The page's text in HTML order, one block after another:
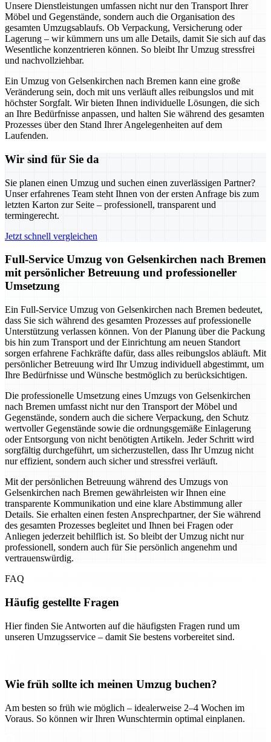
Unsere Dienstleistungen umfassen nicht nur den Transport Ihrer
Möbel und Gegenstände, sondern auch die Organisation des
gesamten Umzugsablaufs. Ob Verpackung, Versicherung oder
Lagerung – wir kümmern uns um alle Details, damit Sie sich auf das
Wesentliche konzentrieren können. So bleibt Ihr Umzug stressfrei
und nachvollziehbar.
Ein Umzug von Gelsenkirchen nach Bremen kann eine große
Veränderung sein, doch mit uns verläuft alles reibungslos und mit
höchster Sorgfalt. Wir bieten Ihnen individuelle Lösungen, die sich
an Ihre Bedürfnisse anpassen, und halten Sie während des gesamten
Prozesses über den Stand Ihrer Angelegenheiten auf dem
Laufenden.
Wir sind für Sie da
Sie planen einen Umzug und suchen einen zuverlässigen Partner?
Unser erfahrenes Team steht Ihnen von der ersten Anfrage bis zum
letzten Karton zur Seite – professionell, transparent und
termingerecht.
Jetzt schnell vergleichen
Full-Service Umzug von Gelsenkirchen nach Bremen
mit persönlicher Betreuung und professioneller
Umsetzung
Ein Full-Service Umzug von Gelsenkirchen nach Bremen bedeutet,
dass Sie sich während des gesamten Prozesses auf professionelle
Unterstützung verlassen können. Von der Planung über die Packung
bis hin zum Transport und der Einrichtung am neuen Standort
sorgen erfahrene Fachkräfte dafür, dass alles reibungslos abläuft. Mit
persönlicher Betreuung wird Ihr Umzug individuell abgestimmt, um
Ihre Bedürfnisse und Wünsche bestmöglich zu berücksichtigen.
Die professionelle Umsetzung eines Umzugs von Gelsenkirchen
nach Bremen umfasst nicht nur den Transport der Möbel und
Gegenstände, sondern auch die sichere Verpackung, den Schutz
wertvoller Gegenstände sowie die ordnungsgemäße Einlagerung
oder Entsorgung von nicht benötigten Artikeln. Jeder Schritt wird
sorgfältig durchgeführt, um sicherzustellen, dass Ihr Umzug nicht
nur effizient, sondern auch sicher und stressfrei verläuft.
Mit der persönlichen Betreuung während des Umzugs von
Gelsenkirchen nach Bremen gewährleisten wir Ihnen eine
transparente Kommunikation und eine klare Abstimmung aller
Details. Sie erhalten einen festen Ansprechpartner, der Sie während
des gesamten Prozesses begleitet und Ihnen bei Fragen oder
Anliegen jederzeit behilflich ist. So bleibt der Umzug nicht nur
professionell, sondern auch für Sie persönlich angenehm und
vertrauenswürdig.
FAQ
Häufig gestellte Fragen
Hier finden Sie Antworten auf die häufigsten Fragen rund um
unseren Umzugsservice – damit Sie bestens vorbereitet sind.
Wie früh sollte ich meinen Umzug buchen?
Am besten so früh wie möglich – idealerweise 2–4 Wochen im
Voraus. So können wir Ihren Wunschtermin optimal einplanen.